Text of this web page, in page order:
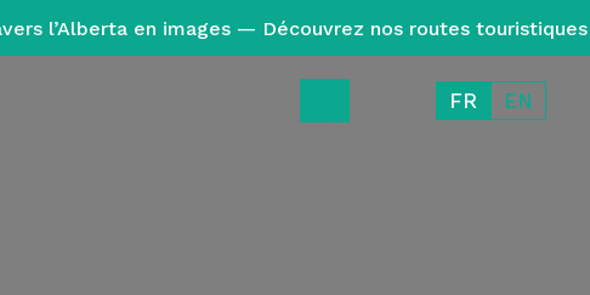
l’Alberta en images — Découvrez nos routes touristiques
FR EN